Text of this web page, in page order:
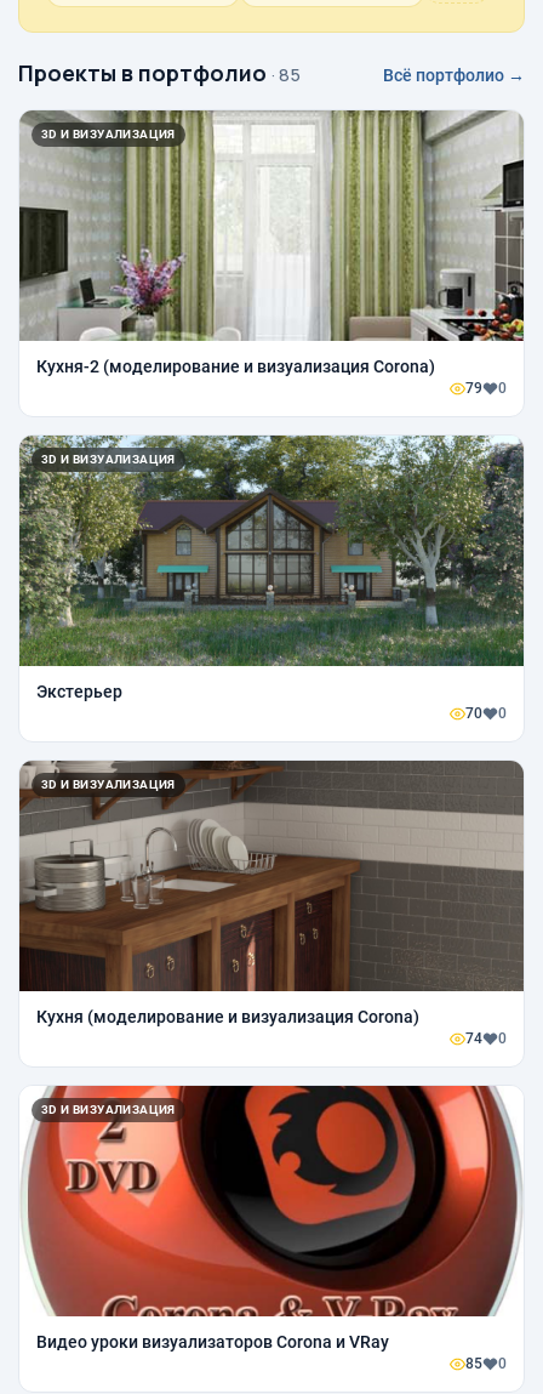
Проекты в портфолио · 85 Всё портфолио →
3D И ВИЗУАЛИЗАЦИЯ
Кухня-2 (моделирование и визуализация Corona)
79 0
3D И ВИЗУАЛИЗАЦИЯ
Экстерьер
70 0
3D И ВИЗУАЛИЗАЦИЯ
Кухня (моделирование и визуализация Corona)
74 0
3D И ВИЗУАЛИЗАЦИЯ
Видео уроки визуализаторов Corona и VRay
85 0